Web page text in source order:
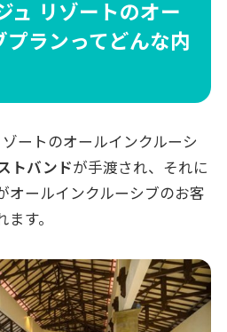
ュ リゾートのオー
ランってどんな内
ートのオールインクルーシ
トバンドが手渡され、それに
オールインクルーシブのお客
す。